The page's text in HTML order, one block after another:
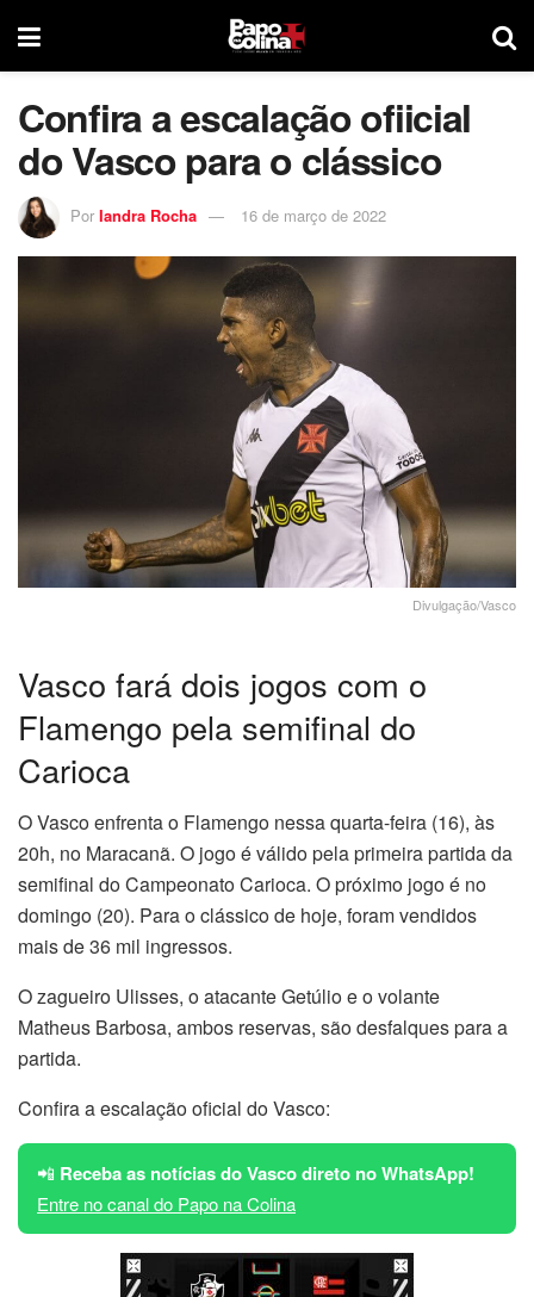
Confira a escalação ofiicial
do Vasco para o clássico
Por Iandra Rocha 16 de março de 2022
Divulgação/Vasco
Vasco fará dois jogos com o
Flamengo pela semifinal do
Carioca
O Vasco enfrenta o Flamengo nessa quarta-feira (16), às
20h, no Maracanã. O jogo é válido pela primeira partida da
semifinal do Campeonato Carioca. O próximo jogo é no
domingo (20). Para o clássico de hoje, foram vendidos
mais de 36 mil ingressos.
O zagueiro Ulisses, o atacante Getúlio e o volante
Matheus Barbosa, ambos reservas, são desfalques para a
partida.
Confira a escalação oficial do Vasco:
📲 Receba as notícias do Vasco direto no WhatsApp!
Entre no canal do Papo na Colina